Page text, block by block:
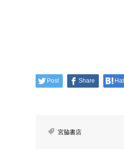
Post Share
宮脇書店